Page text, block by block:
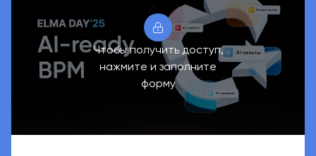
Чтобы получить доступ,
нажмите и заполните
форму